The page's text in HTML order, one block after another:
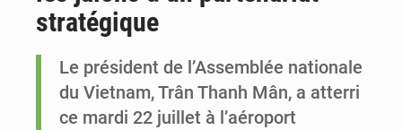
stratégique
Le président de l’Assemblée nationale
du Vietnam, Trân Thanh Mân, a atterri
ce mardi 22 juillet à l’aéroport